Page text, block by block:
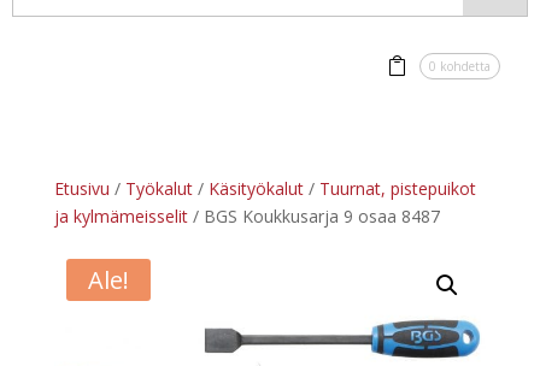
0 kohdetta
Etusivu / Työkalut/ Käsityökalut/ Tuurnat, pistepuikot
ja kylmämeisselit/ BGS Koukkusarja 9 osaa 8487
Ale!